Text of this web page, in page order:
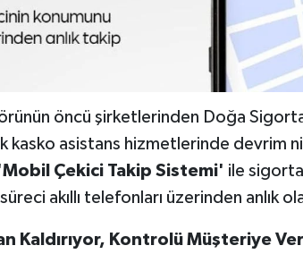
öncü şirketlerinden Doğa
kasko asistans hizmetlerinde devrim
Çekici Takip Sistemi' ile
akıllı telefonları üzerinden anlık
Kaldırıyor, Kontrolü Müşteriye